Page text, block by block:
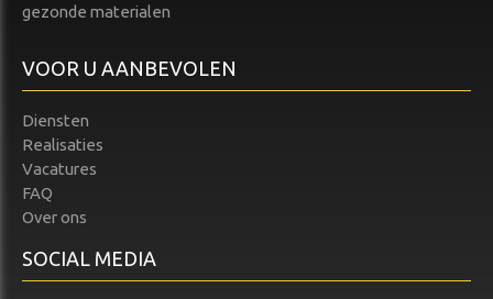
gezonde materialen
VOOR U AANBEVOLEN
Diensten
Realisaties
Vacatures
FAQ
Over ons
SOCIAL MEDIA